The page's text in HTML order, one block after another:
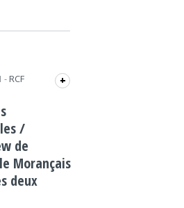
- RCF
+
/
de
Morançais
deux